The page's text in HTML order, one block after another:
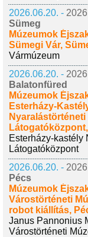
2026.06.20. -
Sümeg
Múzeumok
Sümegi Vár,
Vármúzeum
2026.06.20. -
Balatonfüred
Múzeumok
Esterházy-
Nyaralástörténeti
Esterházy-kastély
Látogatóközpont
2026.06.20. -
Pécs
Múzeumok
Várostörténeti
robot kiállítás,
Janus Pannonius
Várostörténeti